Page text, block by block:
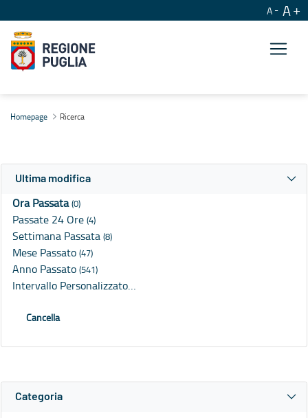
A A
Homepage Ricerca
Ultima modifica
Ora Passata(0)
Passate 24 Ore (4)
Settimana Passata (8)
Mese Passato (47)
Anno Passato (541)
Intervallo Personalizzato…
Cancella
Categoria